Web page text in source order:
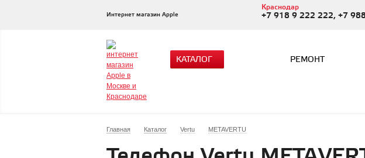
Интернет магазин Apple
Краснодар
+7 918 9 222 222, +7
КАТАЛОГ РЕМОНТ
Главная Каталог Vertu METAVERTU